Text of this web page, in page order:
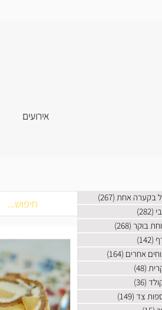
אירועים
בקערה אחת (267)
(282)
בוקר (268)
(142)
אחרים (164)
(48)
(36)
צד (149)